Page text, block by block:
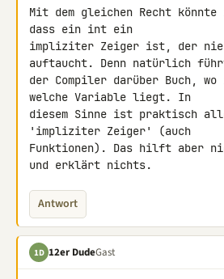
Mit dem gleichen Recht könnte
dass ein int ein
impliziter Zeiger ist, der nie
auftaucht. Denn natürlich
der Compiler darüber Buch, wo
welche Variable liegt. In
diesem Sinne ist praktisch
'impliziter Zeiger' (auch
Funktionen). Das hilft aber
und erklärt nichts.
Antwort
1D 12er DudeGast